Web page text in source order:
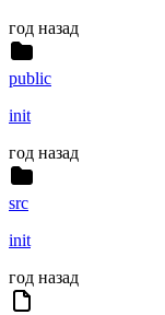
год назад
public
init
год назад
src
init
год назад